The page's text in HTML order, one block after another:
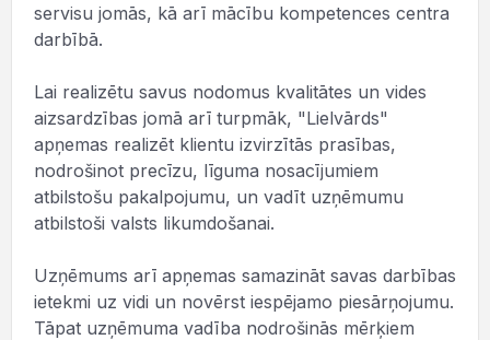
servisu jomās, kā arī mācību kompetences centra
darbībā.
Lai realizētu savus nodomus kvalitātes un vides
aizsardzības jomā arī turpmāk, "Lielvārds"
apņemas realizēt klientu izvirzītās prasības,
nodrošinot precīzu, līguma nosacījumiem
atbilstošu pakalpojumu, un vadīt uzņēmumu
atbilstoši valsts likumdošanai.
Uzņēmums arī apņemas samazināt savas darbības
ietekmi uz vidi un novērst iespējamo piesārņojumu.
Tāpat uzņēmuma vadība nodrošinās mērķiem